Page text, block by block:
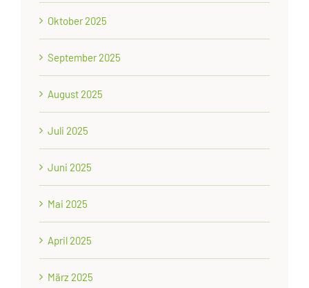
Oktober 2025
September 2025
August 2025
Juli 2025
Juni 2025
Mai 2025
April 2025
März 2025